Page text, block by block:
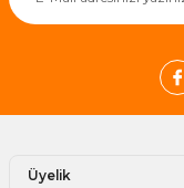
Üyelik